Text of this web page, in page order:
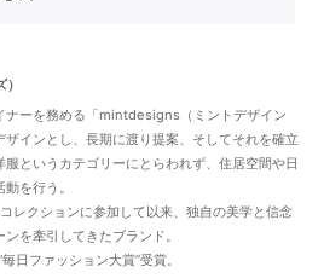
ナーを務める「mintdesigns（ミントデザイン
インとし、長期に渡り提案、そしてそれを確立
というカテゴリーにとらわれず、住居空間や日
を行う。
レクションに参加して以来、独自の美学と信念
を牽引してきたブランド。
日ファッション大賞”受賞。